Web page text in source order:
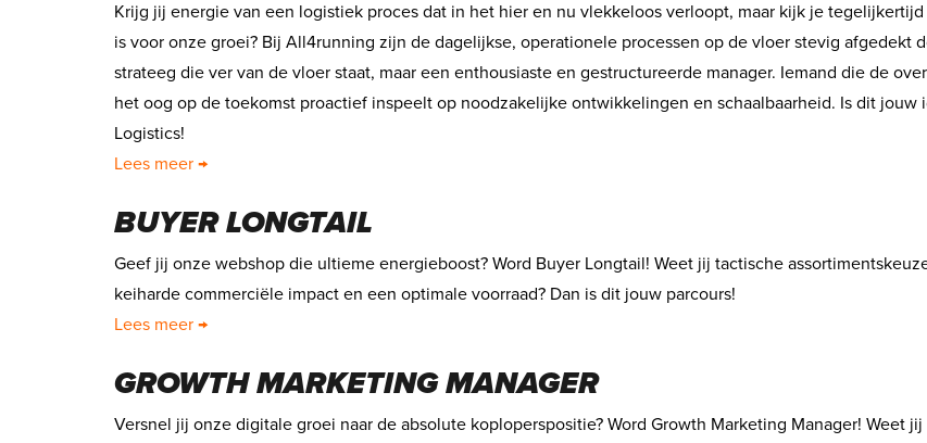
Krijg jij energie van een logistiek proces dat in het hier en nu vlekkeloos verloopt, maar kijk je
is voor onze groei? Bij All4running zijn de dagelijkse, operationele processen op de vloer stevig afgedekt
strateeg die ver van de vloer staat, maar een enthousiaste en gestructureerde manager. Iemand die de
het oog op de toekomst proactief inspeelt op noodzakelijke ontwikkelingen en schaalbaarheid. Is dit jouw
Logistics!
Lees meer →
BUYER LONGTAIL
Geef jij onze webshop die ultieme energieboost? Word Buyer Longtail! Weet jij tactische
keiharde commerciële impact en een optimale voorraad? Dan is dit jouw parcours!
Lees meer →
GROWTH MARKETING MANAGER
Versnel jij onze digitale groei naar de absolute koploperspositie? Word Growth Marketing Manager! Weet